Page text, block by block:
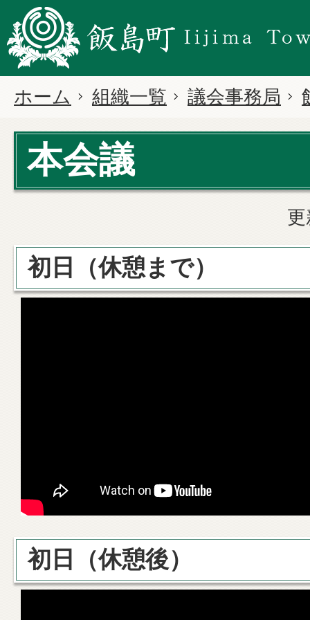
ホーム 組織一覧 議会事務局
本会議
初日（休憩まで）
初日（休憩後）